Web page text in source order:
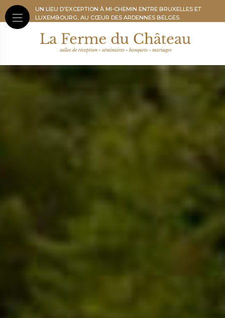
UN LIEU D’EXCEPTION À MI-CHEMIN ENTRE BRUXELLES ET
LUXEMBOURG, AU CŒUR DES ARDENNES BELGES.